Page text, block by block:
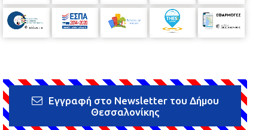
Εγγραφή στο Newsletter του Δήμου
Θεσσαλονίκης